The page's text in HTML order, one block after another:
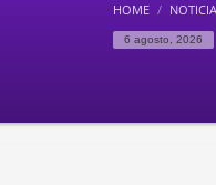
HOME
6 agosto, 2026